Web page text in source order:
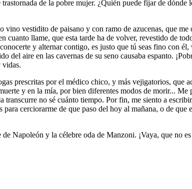
de la pobre mujer. ¿Quién puede fijar de dónde
vestidito de paisano y con ramo de azucenas, que me
cuanto llame, que esta tarde ha de volver, revestido de
y alternar contigo, es justo que tú seas fino con
del aire en las cavernas de su seno causaba espanto.
vidas.
prescritas por el médico chico, y más vejigatorios, que
y en la mía, por bien diferentes modos de morir...
no sé cuánto tiempo. Por fin, me siento a
cerciorarme de que paso del hoy al mañana, o de
Napoleón y la célebre oda de Manzoni. ¡Vaya, que no